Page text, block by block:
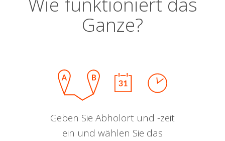
Ganze?
Geben Sie Abholort und -zeit
ein und wählen Sie das